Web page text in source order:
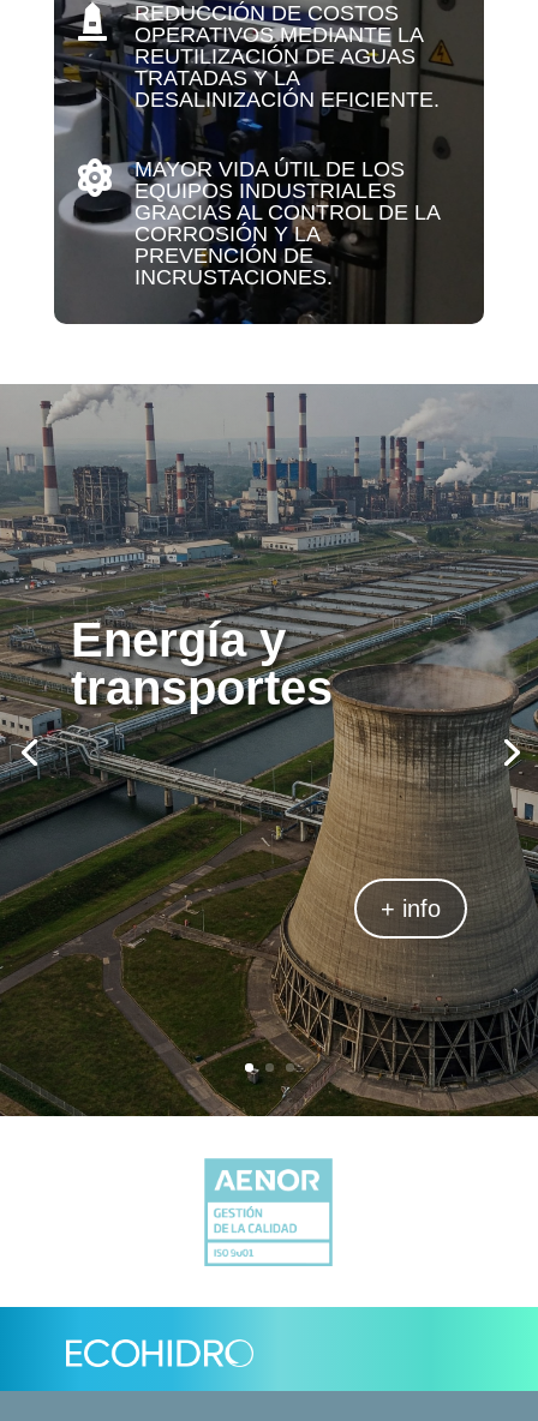

REDUCCIÓN DE COSTOS
OPERATIVOS MEDIANTE LA
REUTILIZACIÓN DE AGUAS
TRATADAS Y LA
DESALINIZACIÓN EFICIENTE.

MAYOR VIDA ÚTIL DE LOS
EQUIPOS INDUSTRIALES
GRACIAS AL CONTROL DE LA
CORROSIÓN Y LA
PREVENCIÓN DE
INCRUSTACIONES.
Energía y
transportes
+ info